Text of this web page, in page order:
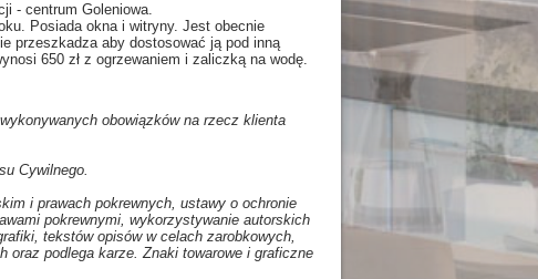
- centrum Goleniowa.
Posiada okna i witryny. Jest obecnie
przeszkadza aby dostosować ją pod inną
650 zł z ogrzewaniem i zaliczką na wodę.
obowiązków na rzecz klienta
Cywilnego.
i prawach pokrewnych, ustawy o ochronie
pokrewnymi, wykorzystywanie autorskich
tekstów opisów w celach zarobkowych,
oraz podlega karze. Znaki towarowe i graficzne